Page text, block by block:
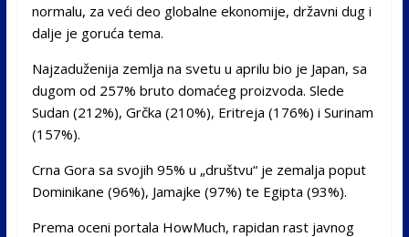
normalu, za veći deo globalne ekonomije, državni dug i
dalje je goruća tema.
Najzaduženija zemlja na svetu u aprilu bio je Japan, sa
dugom od 257% bruto domaćeg proizvoda. Slede
Sudan (212%), Grčka (210%), Eritreja (176%) i Surinam
(157%).
Crna Gora sa svojih 95% u „društvu“ je zemalja poput
Dominikane (96%), Jamajke (97%) te Egipta (93%).
Prema oceni portala HowMuch, rapidan rast javnog